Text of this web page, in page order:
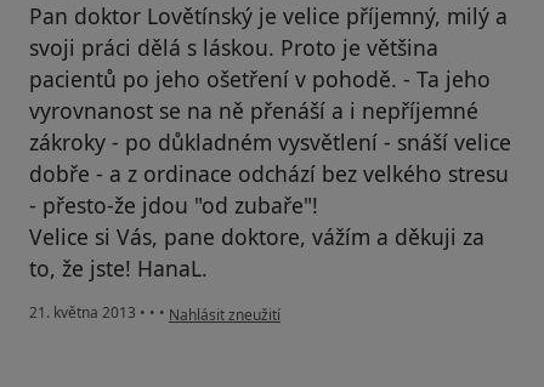
Pan doktor Lovětínský je velice příjemný, milý a
svoji práci dělá s láskou. Proto je většina
pacientů po jeho ošetření v pohodě. - Ta jeho
vyrovnanost se na ně přenáší a i nepříjemné
zákroky - po důkladném vysvětlení - snáší velice
dobře - a z ordinace odchází bez velkého stresu
- přesto-že jdou "od zubaře"!
Velice si Vás, pane doktore, vážím a děkuji za
to, že jste! HanaL.
21. května 2013 • • • podle názoru uživatele Váš účet byl odstraněn
Nahlásit zneužití